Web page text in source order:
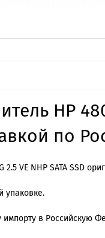
HP
по
2.5 VE NHP SATA SSD
упаковке.
импорту в Российскую